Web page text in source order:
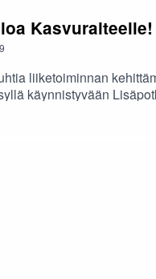
liiketoiminnan
käynnistyvään
»Kasvuraide auttaa
ja sitä hallinnoi
Kaihlamäki,